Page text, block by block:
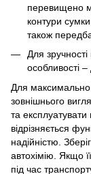
перевищено
контури
також
Для
особливості
Для максимально
зовнішнього
та
відрізняється
надійністю.
автохімію. Якщо
під час